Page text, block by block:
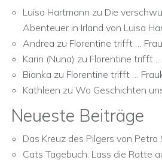
Luisa Hartmann zu Die
Abenteuer in Irland von Luisa
Andrea zu Florentine trifft …
Karin (Nuna) zu Florentine trifft
Bianka zu Florentine trifft …
Kathleen zu Wo Geschichten
Neueste Beiträge
Das Kreuz des Pilgers von Petra
Cats Tagebuch: Lass die Ratte